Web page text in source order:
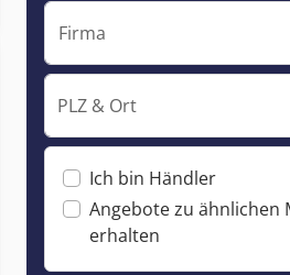
Firma
PLZ & Ort
Ich bin Händler
Angebote zu ähnlichen
erhalten